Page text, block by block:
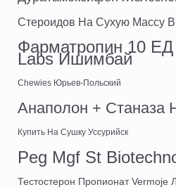
Стероидов На Сухую Массу В
Фарматропин 10
Labs Ишимбай
Chewies Юрьев-Польский
Анаполон + Станаза
Купить На Сушку Уссурийск
Peg Mgf St
Тестостерон Пропионат Vermoje